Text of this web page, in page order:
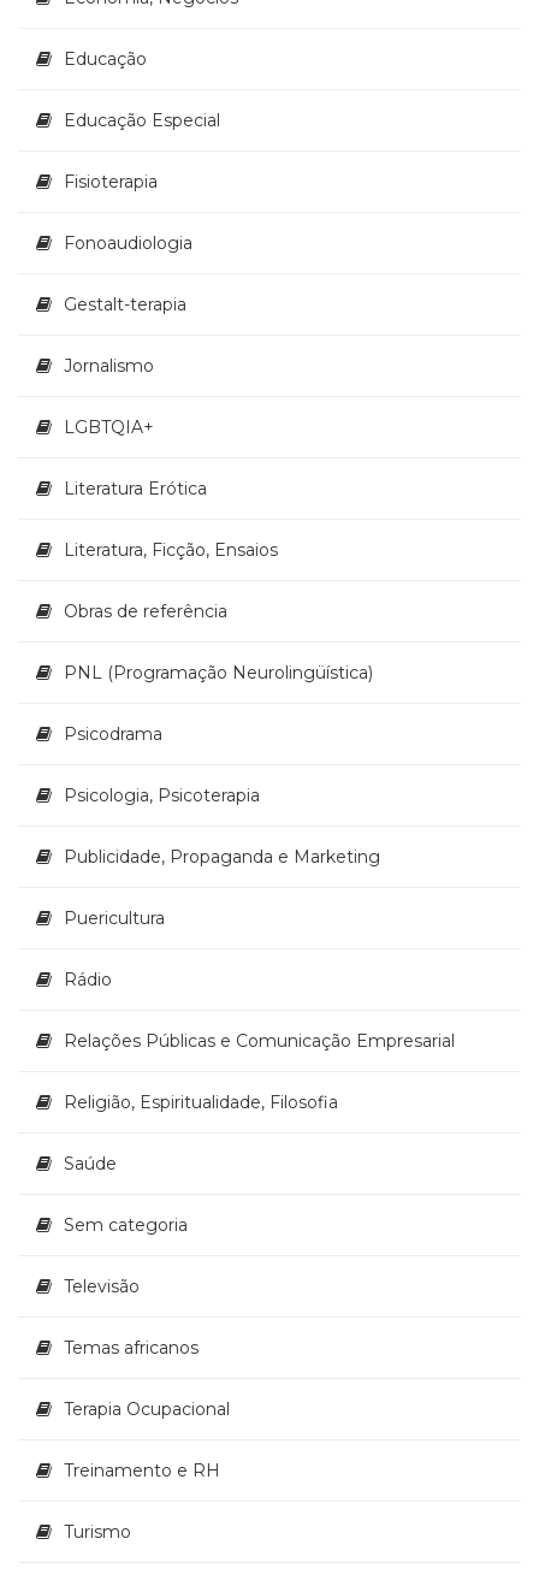
Temas
(30)
Ocupacional
e
(65)
(1)
(32)
Educação
Educação Especial
Fisioterapia
Fonoaudiologia
Gestalt-terapia
Jornalismo
LGBTQIA+
Literatura Erótica
Literatura, Ficção, Ensaios
Obras de referência
PNL (Programação Neurolingüística)
Psicodrama
Psicologia, Psicoterapia
Publicidade, Propaganda e Marketing
Puericultura
Rádio
Relações Públicas e Comunicação Empresarial
Religião, Espiritualidade, Filosofia
Saúde
Sem categoria
Televisão
Temas africanos
Terapia Ocupacional
Treinamento e RH
Turismo